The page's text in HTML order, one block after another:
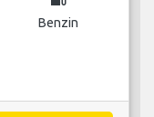
Benzin